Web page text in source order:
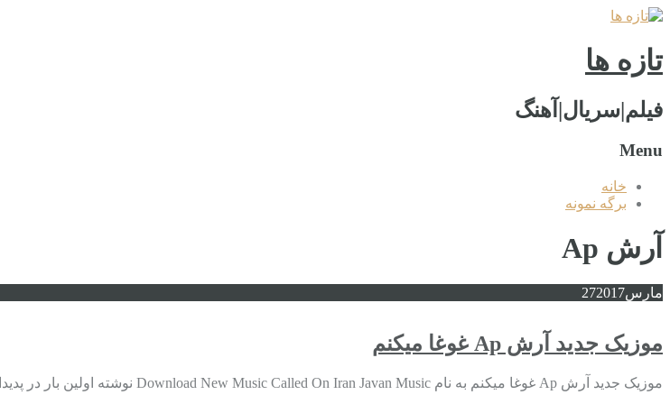
تازه ها
فیلم|سریال|آهنگ
Menu
خانه
برگه نمونه
آرش Ap
مارس 272017
موزیک جدید آرش Ap غوغا میکنم
موزیک جدید آرش Ap غوغا میکنم به نام Download New Music Called On Iran Javan Music نوشته اولین بار در پدیدار شد. موزیک جدید آرش Ap غوغا میکنم